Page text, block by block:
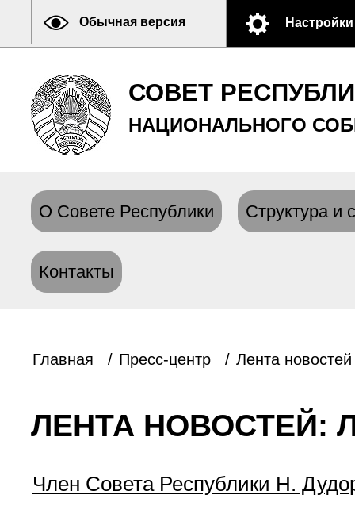
Обычная версия Настройки
СОВЕТ
НАЦИОНАЛЬНОГО
О Совете Республики Структура и
Контакты
Главная / Пресс-центр / Лента новостей
ЛЕНТА НОВОСТЕЙ:
Член Совета Республики Н.